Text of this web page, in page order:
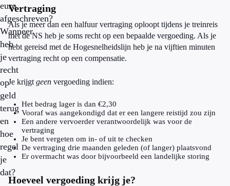
euro
afgeschreven?
Wanneer
heb
je
recht
op
geld
terug
en
hoe
regel
je
dat?
Vertraging
Als je meer dan een halfuur vertraging oploopt tijdens je treinreis
met de NS heb je soms recht op een bepaalde vergoeding. Als je
hebt gereisd met de Hogesnelheidslijn heb je na vijftien minuten
vertraging recht op een compensatie.
Je krijgt geen vergoeding indien:
Het bedrag lager is dan €2,30
Vooraf was aangekondigd dat er een langere reistijd zou zijn
Een andere vervoerder verantwoordelijk was voor de
vertraging
Je bent vergeten om in- of uit te checken
De vertraging drie maanden geleden (of langer) plaatsvond
Er overmacht was door bijvoorbeeld een landelijke storing
Hoeveel vergoeding krijg je?